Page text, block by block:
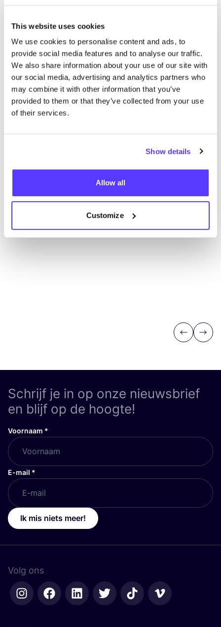
This website uses cookies
We use cookies to personalise content and ads, to
provide social media features and to analyse our traffic.
We also share information about your use of our site with
our social media, advertising and analytics partners who
may combine it with other information that you’ve
provided to them or that they’ve collected from your use
of their services.
Show details
Allow all
Customize
Makia
Kleren Jeans / Denim 3+
Previous
Next
Schrijf je in op onze nieuwsbrief
en blijf op de hoogte!
Voornaam *
E-mail *
Ik mis niets meer!
Volg ons